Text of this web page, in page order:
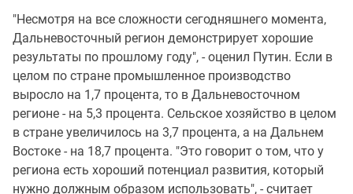
"Несмотря на все сложности сегодняшнего момента,
Дальневосточный регион демонстрирует хорошие
результаты по прошлому году", - оценил Путин. Если в
целом по стране промышленное производство
выросло на 1,7 процента, то в Дальневосточном
регионе - на 5,3 процента. Сельское хозяйство в целом
в стране увеличилось на 3,7 процента, а на Дальнем
Востоке - на 18,7 процента. "Это говорит о том, что у
региона есть хороший потенциал развития, который
нужно должным образом использовать", - считает